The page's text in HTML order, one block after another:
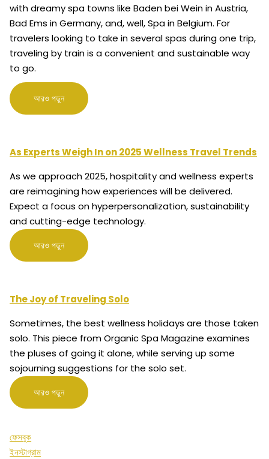
with dreamy spa towns like Baden bei Wein in Austria,
Bad Ems in Germany, and, well, Spa in Belgium. For
travelers looking to take in several spas during one trip,
traveling by train is a convenient and sustainable way
to go.
আরও পড়ুন
As Experts Weigh In on 2025 Wellness Travel Trends
As we approach 2025, hospitality and wellness experts
are reimagining how experiences will be delivered.
Expect a focus on hyperpersonalization, sustainability
and cutting-edge technology.
আরও পড়ুন
The Joy of Traveling Solo
Sometimes, the best wellness holidays are those taken
solo. This piece from Organic Spa Magazine examines
the pluses of going it alone, while serving up some
sojourning suggestions for the solo set.
আরও পড়ুন
ফেসবুক
ইনস্টাগ্রাম